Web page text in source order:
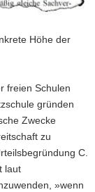
Höhe der
freien Schulen
gründen
Zwecke
zu
C.
laut
»wenn